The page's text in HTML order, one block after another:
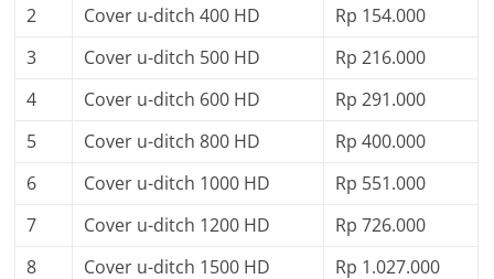
2
Cover u-ditch 400 HD
Rp 154.000
3
Cover u-ditch 500 HD
Rp 216.000
4
Cover u-ditch 600 HD
Rp 291.000
5
Cover u-ditch 800 HD
Rp 400.000
6
Cover u-ditch 1000 HD
Rp 551.000
7
Cover u-ditch 1200 HD
Rp 726.000
8
Cover u-ditch 1500 HD Rp 1.027.000